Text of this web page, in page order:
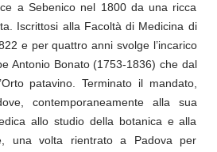
a Sebenico nel 1800 da una ricca
Iscrittosi alla Facoltà di Medicina di
e per quattro anni svolge l’incarico
Antonio Bonato (1753-1836) che dal
patavino. Terminato il mandato,
contemporaneamente alla sua
allo studio della botanica e alla
una volta rientrato a Padova per